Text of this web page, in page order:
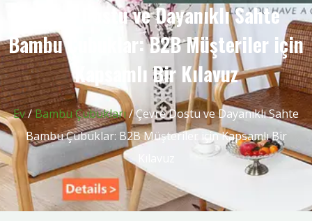
Çevre Dostu ve Dayanıklı Sahte
Bambu Çubuklar: B2B Müşteriler için
Kapsamlı Bir Kılavuz
Ev/Bambu Çubukları/ Çevre Dostu ve Dayanıklı Sahte
Bambu Çubuklar: B2B Müşteriler için Kapsamlı Bir